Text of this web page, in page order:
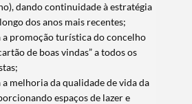
dando continuidade à estratégia
dos anos mais recentes;
promoção turística do concelho
de boas vindas” a todos os
melhoria da qualidade de vida da
espaços de lazer e